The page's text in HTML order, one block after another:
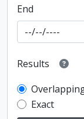
End
Results
Exact